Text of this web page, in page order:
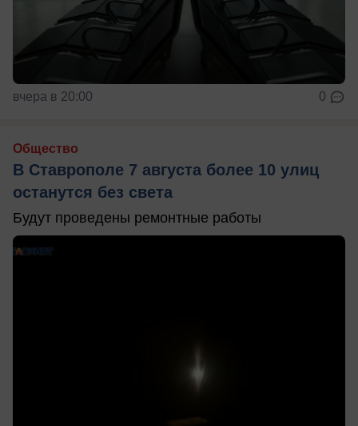
вчера в 20:00 0
Общество
В Ставрополе 7 августа более 10 улиц
останутся без света
Будут проведены ремонтные работы